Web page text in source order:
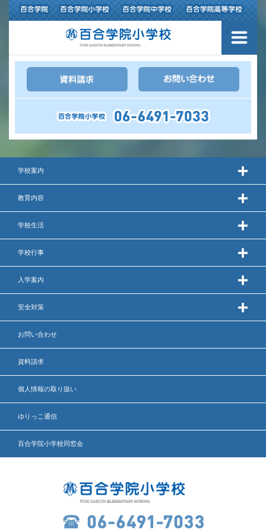
学校案内
教育内容
学校生活
学校行事
入学案内
安全対策
お問い合わせ
資料請求
個人情報の取り扱い
ゆりっこ通信
百合学院小学校同窓会
３つの豊かさ・沿革
施設紹介
アクセスマップ
制服紹介
スクールバス運行
体育と食育
クラブ活動
百合学院小学校の一日
許可証